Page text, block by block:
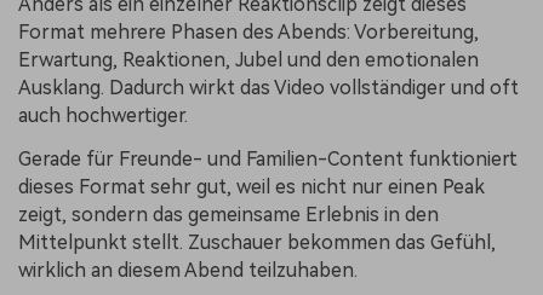
Format mehrere Phasen des Abends: Vorbereitung,
Erwartung, Reaktionen, Jubel und den emotionalen
Ausklang. Dadurch wirkt das Video vollständiger und oft
auch hochwertiger.
Gerade für Freunde- und Familien-Content funktioniert
dieses Format sehr gut, weil es nicht nur einen Peak
zeigt, sondern das gemeinsame Erlebnis in den
Mittelpunkt stellt. Zuschauer bekommen das Gefühl,
wirklich an diesem Abend teilzuhaben.